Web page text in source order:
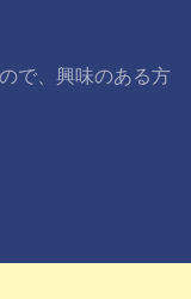
で、興味のある方